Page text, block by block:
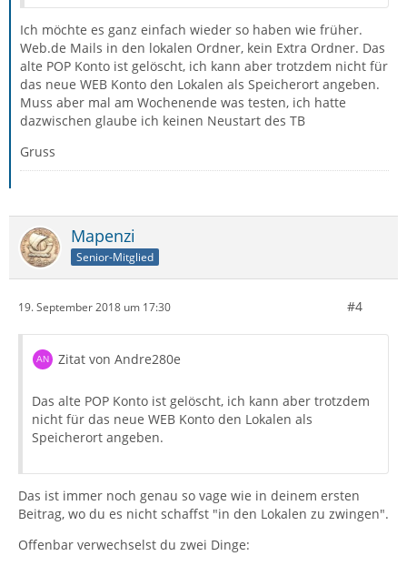
Ich möchte es ganz einfach wieder so haben wie früher.
Web.de Mails in den lokalen Ordner, kein Extra Ordner. Das
alte POP Konto ist gelöscht, ich kann aber trotzdem nicht für
das neue WEB Konto den Lokalen als Speicherort angeben.
Muss aber mal am Wochenende was testen, ich hatte
dazwischen glaube ich keinen Neustart des TB
Gruss
Mapenzi
Senior-Mitglied
19. September 2018 um 17:30 #4
Zitat von Andre280e
Das alte POP Konto ist gelöscht, ich kann aber trotzdem
nicht für das neue WEB Konto den Lokalen als
Speicherort angeben.
Das ist immer noch genau so vage wie in deinem ersten
Beitrag, wo du es nicht schaffst "in den Lokalen zu zwingen".
Offenbar verwechselst du zwei Dinge: